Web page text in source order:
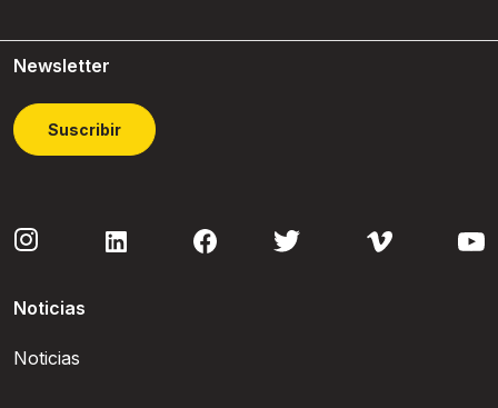
Newsletter
Suscribir
Noticias
Noticias